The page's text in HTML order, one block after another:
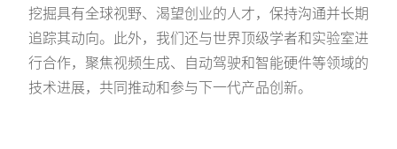
挖掘具有全球视野、渴望创业的人才，保持沟通并长期
追踪其动向。此外，我们还与世界顶级学者和实验室进
行合作，聚焦视频生成、自动驾驶和智能硬件等领域的
技术进展，共同推动和参与下一代产品创新。